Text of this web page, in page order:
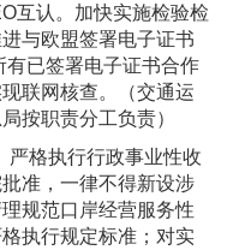
互认。加快实施检验检
与欧盟签署电子证书
已签署电子证书合作
联网核查。（交通运
按职责分工负责）
严格执行行政事业性收
准，一律不得新设涉
规范口岸经营服务性
执行规定标准；对实